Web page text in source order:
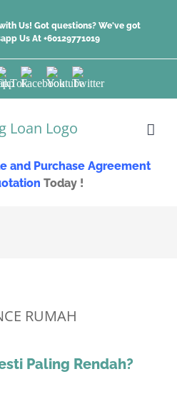
Us! Got questions? We've got
Us At +60129771019
TikTokFacebookYoutubeTwitter
and Purchase Agreement
Today !
Paling Rendah?